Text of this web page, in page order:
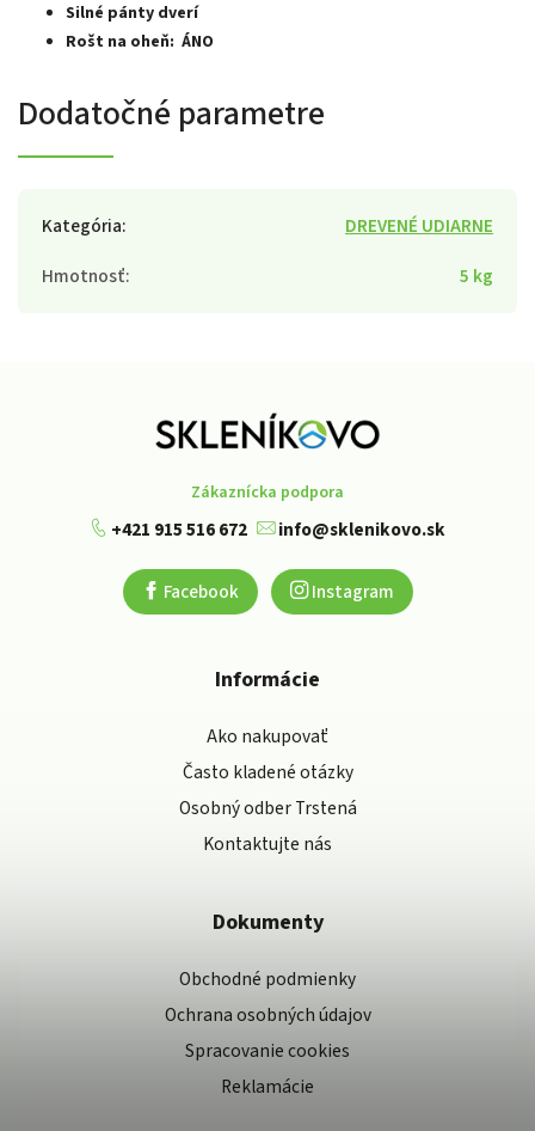
Silné pánty dverí
Rošt na oheň: ÁNO
Dodatočné parametre
Kategória:
DREVENÉ UDIARNE
Hmotnosť: 5 kg
Zákaznícka podpora
+421 915 516 672 info@sklenikovo.sk
Facebook Instagram
Informácie
Ako nakupovať
Často kladené otázky
Osobný odber Trstená
Kontaktujte nás
Dokumenty
Obchodné podmienky
Ochrana osobných údajov
Spracovanie cookies
Reklamácie